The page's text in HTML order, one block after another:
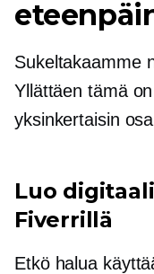
Sukeltakaamme
Yllättäen tämä
yksinkertaisin
Luo
Fiverrillä
Etkö halua